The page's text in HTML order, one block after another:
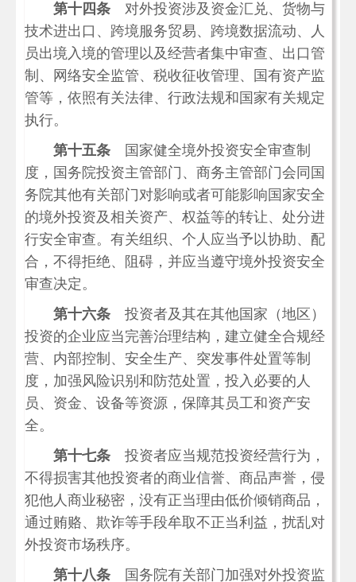
第十四条 对外投资涉及资金汇兑、货物与
技术进出口、跨境服务贸易、跨境数据流动、人
员出境入境的管理以及经营者集中审查、出口管
制、网络安全监管、税收征收管理、国有资产监
管等，依照有关法律、行政法规和国家有关规定
执行。
第十五条 国家健全境外投资安全审查制
度，国务院投资主管部门、商务主管部门会同国
务院其他有关部门对影响或者可能影响国家安全
的境外投资及相关资产、权益等的转让、处分进
行安全审查。有关组织、个人应当予以协助、配
合，不得拒绝、阻碍，并应当遵守境外投资安全
审查决定。
第十六条 投资者及其在其他国家（地区）
投资的企业应当完善治理结构，建立健全合规经
营、内部控制、安全生产、突发事件处置等制
度，加强风险识别和防范处置，投入必要的人
员、资金、设备等资源，保障其员工和资产安
全。
第十七条 投资者应当规范投资经营行为，
不得损害其他投资者的商业信誉、商品声誉，侵
犯他人商业秘密，没有正当理由低价倾销商品，
通过贿赂、欺诈等手段牟取不正当利益，扰乱对
外投资市场秩序。
第十八条 国务院有关部门加强对外投资监